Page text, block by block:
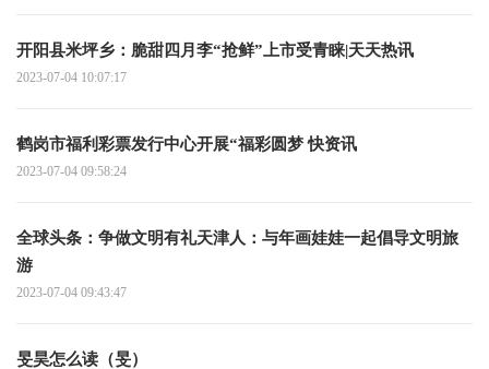
开阳县米坪乡：脆甜四月李“抢鲜”上市受青睐|天天热讯
2023-07-04 10:07:17
鹤岗市福利彩票发行中心开展“福彩圆梦 快资讯
2023-07-04 09:58:24
全球头条：争做文明有礼天津人：与年画娃娃一起倡导文明旅
游
2023-07-04 09:43:47
旻昊怎么读（旻）